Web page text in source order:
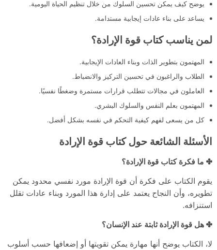
يوضح كيف يمكن تحسين السلوك من خلال تنظيم الحياة اليومية.
يساعد على بناء عادات إيجابية مستدامة.
لمن يناسب كتاب قوة الإرادة؟
المهتمون بتطوير الذات وبناء العادات الإيجابية.
الطلاب والراغبون في تحسين التركيز والانضباط.
العاملون في مجالات تتطلب قرارات مستمرة وضغطًا نفسيًا.
المهتمون بعلم النفس والسلوك البشري.
كل من يسعى لفهم كيفية التحكم في نفسه بشكل أفضل.
الأسئلة الشائعة حول كتاب قوة الإرادة
✤ ما فكرة كتاب قوة الإرادة؟
يقوم الكتاب على فكرة أن قوة الإرادة مورد نفسي محدود يمكن
تطويره، وأن النجاح يعتمد على إدارة هذا المورد وبناء عادات تقلل
استنزافه.
✤ هل قوة الإرادة ثابتة عند الإنسان؟
لا، الكتاب يوضح أنها مهارة يمكن تقويتها أو إضعافها حسب أسلوب